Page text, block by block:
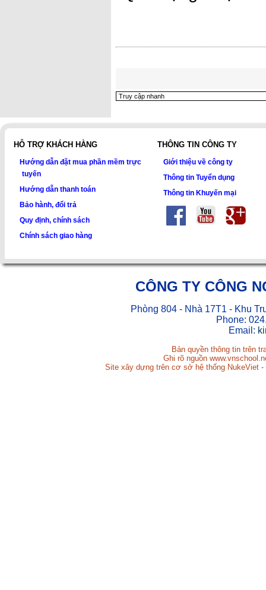
HỖ TRỢ KHÁCH HÀNG
Hướng dẫn đặt mua phần mềm trực
tuyến
Hướng dẫn thanh toán
Bảo hành, đổi trả
Quy định, chính sách
Chính sách giao hàng
THÔNG TIN CÔNG TY
Giới thiệu về công ty
Thông tin Tuyển dụng
Thông tin Khuyến mại
CÔNG TY CÔNG
Phòng 804 - Nhà 17T1 - Khu
Phone:
Email:
Bản quyền thông tin trên
Ghi rõ nguồn
Site xây dựng trên cơ sở hệ thống NukeViet